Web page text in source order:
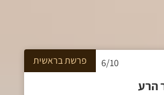
6/10 פרשתבראשית
הרע